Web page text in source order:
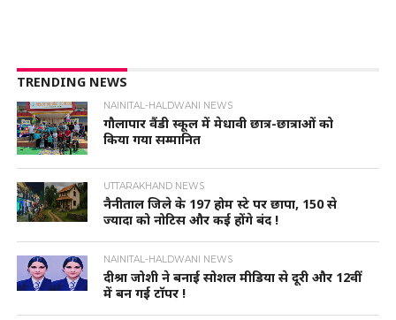
TRENDING NEWS
NAINITAL-HALDWANI NEWS
गौलापार वैंडी स्कूल में मेधावी छात्र-छात्राओं को
किया गया सम्मानित
UTTARAKHAND NEWS
नैनीताल जिले के 197 होम स्टे पर छापा, 150 से
ज्यादा को नोटिस और कई होंगे बंद !
NAINITAL-HALDWANI NEWS
दीश्रा जोशी ने बनाई सोशल मीडिया से दूरी और 12वीं
में बन गई टॉपर !